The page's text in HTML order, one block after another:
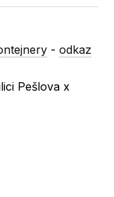
-odkaz
Pešlova x